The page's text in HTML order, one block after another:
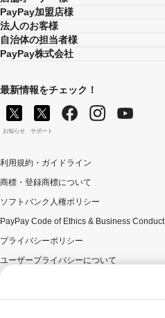
PayPay加盟店様
法人のお客様
自治体の担当者様
PayPay株式会社
最新情報をチェック！
お知らせ サポート
利用規約・ガイドライン
商標・登録商標について
ソフトバンク人権ポリシー
PayPay Code of Ethics & Business Conduct
プライバシーポリシー
ユーザープライバシーについて
ウェブサイト利用規約